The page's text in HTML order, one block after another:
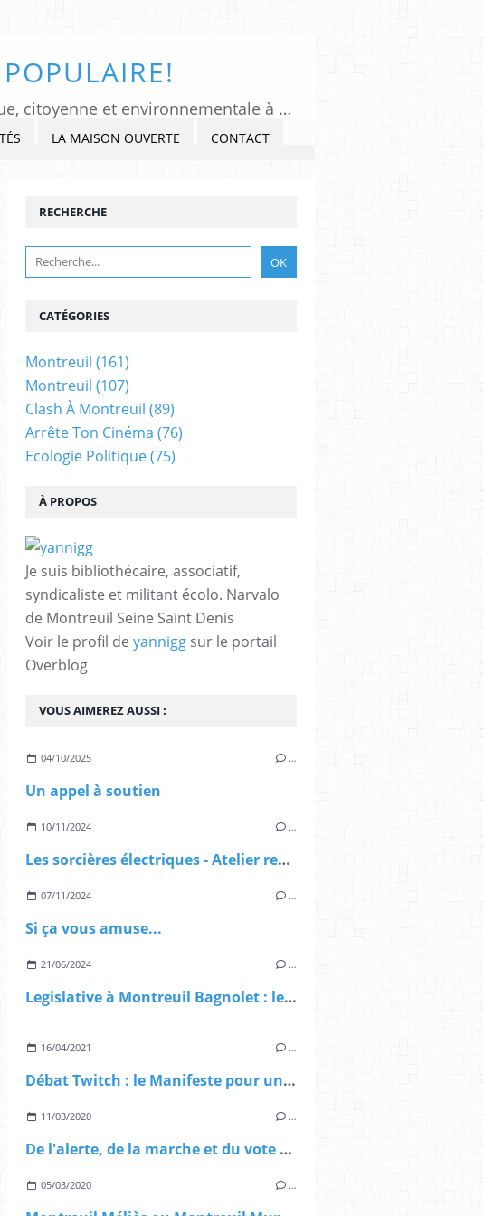
Tous Montreuil, un regard indépendant et critique sur l'actualité politique, citoyenne et environnementale à Montreuil sous Bois, Seine-Saint-Denis. Veiller, Lancer l'alerte, commenter et critiquer l'exercice du pouvoir, s'impliquer dans la Cité, au présent et au futur!
LA MAISON OUVERTE CONTACT
RECHERCHE
À PROPOS
Je suis bibliothécaire, associatif,
syndicaliste et militant écolo. Narvalo
de Montreuil Seine Saint Denis
Voir le profil de yannigg sur le portail
Overblog
VOUS AIMEREZ AUSSI :
04/10/2025 …
Un appel à soutien
10/11/2024 …
Les sorcières électriques - Atelier recyclage DEEE
07/11/2024 …
Si ça vous amuse...
21/06/2024 …
Legislative à Montreuil Bagnolet : le deuxième tour n'existe pas
16/04/2021 …
Débat Twitch : le Manifeste pour une démocratie alimentaire à Montreuil
11/03/2020 …
De l'alerte, de la marche et du vote à Montreuil
05/03/2020 …
CATÉGORIES
Montreuil (161)
Montreuil (107)
Clash À Montreuil (89)
Arrête Ton Cinéma (76)
Ecologie Politique(75)